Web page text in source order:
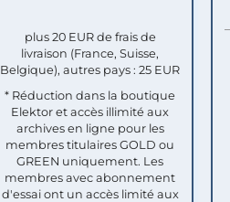
plus 20 EUR de frais de
livraison (France, Suisse,
Belgique), autres pays : 25 EUR
* Réduction dans la boutique
Elektor et accès illimité aux
archives en ligne pour les
membres titulaires GOLD ou
GREEN uniquement. Les
membres avec abonnement
d'essai ont un accès limité aux